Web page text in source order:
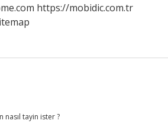
https://mobidic.com.tr
nasıl tayin ister ?